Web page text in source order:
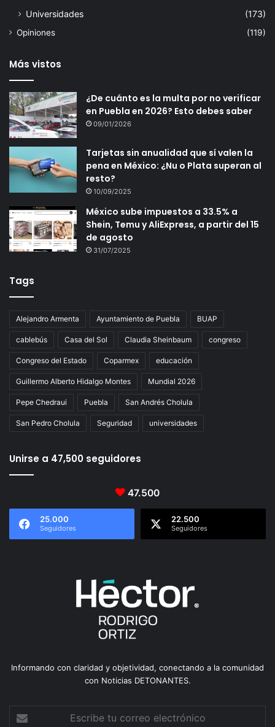
Universidades
(173)
Opiniones (119)
Más vistos
¿De cuánto es la multa por no verificar
en Puebla en 2026? Esto debes saber
09/01/2026
Tarjetas sin anualidad que sí valen la
pena en México: ¿Nu o Plata superan al
resto?
10/09/2025
México sube impuestos a 33.5% a
Shein, Temu y AliExpress, a partir del 15
de agosto
31/07/2025
Tags
Alejandro Armenta Ayuntamiento de Puebla BUAP
cablebús Casa del Sol Claudia Sheinbaum congreso
Congreso del Estado Coparmex educación
Guillermo Alberto Hidalgo Montes Mundial 2026
Pepe Chedraui Puebla San Andrés Cholula
San Pedro Cholula Seguridad universidades
Unirse a 47,500 seguidores
47.500
25.000
Seguidores
22.500
Seguidores
Informando con claridad y objetividad, conectando a la comunidad
con Noticias DETONANTES.